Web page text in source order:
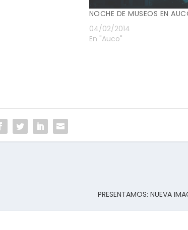
NOCHE DE MUSEOS EN
04/02/2014
En "Auco"
PRESENTAMOS: NUEVA